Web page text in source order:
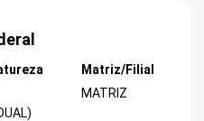
Matriz/Filial
MATRIZ